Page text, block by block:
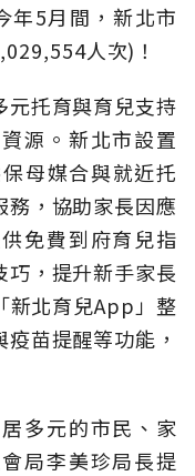
年5月間，新北市
人次)！
元托育與育兒支持
源。新北市設置
母媒合與就近托
，協助家長因應
免費到府育兒指
，提升新手家長
新北育兒App」整
苗提醒等功能，
多元的市民、家
局李美珍局長提